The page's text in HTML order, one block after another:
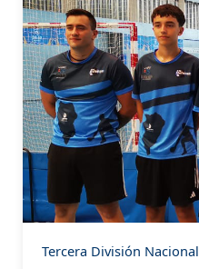
Tercera División Nacional